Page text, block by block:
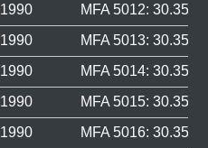
1990
MFA 5012:
1990
MFA 5013:
1990
MFA 5014:
1990
MFA 5015:
1990
MFA 5016: